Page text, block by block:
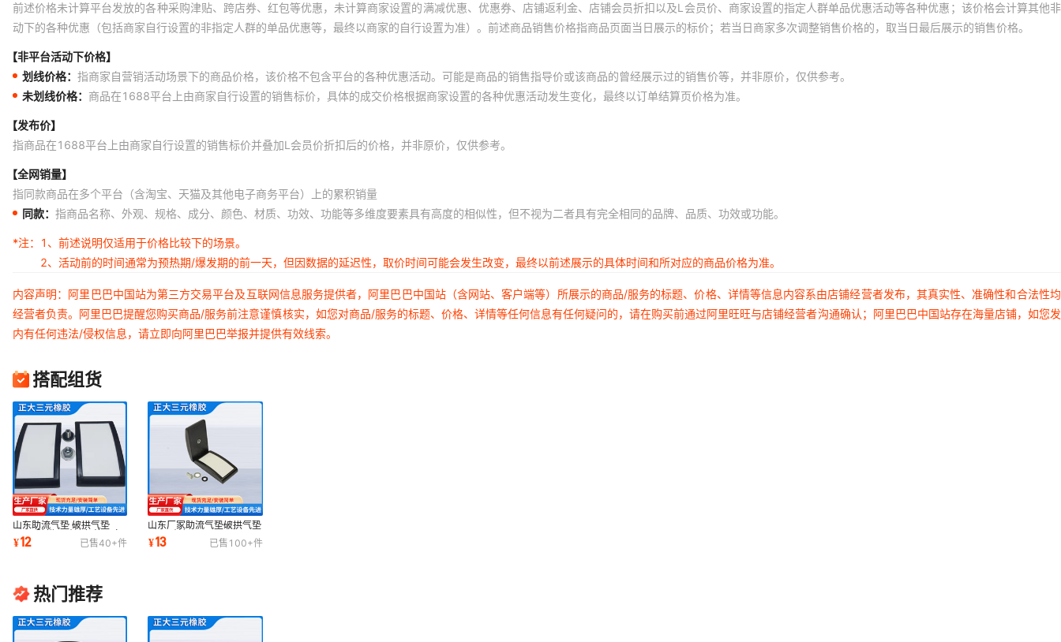
前述价格未计算平台发放的各种采购津贴、跨店券、红包等优惠，未计算商家设置的满减优惠、优惠券、店铺返利金、店铺会员折扣以及L会员价、商家设置的指定人群单品优惠活动等各种优惠；该价格会计算其他
动下的各种优惠（包括商家自行设置的非指定人群的单品优惠等，最终以商家的自行设置为准）。前述商品销售价格指商品页面当日展示的标价；若当日商家多次调整销售价格的，取当日最后展示的销售价格。
【非平台活动下价格】
划线价格： 指商家自营销活动场景下的商品价格，该价格不包含平台的各种优惠活动。可能是商品的销售指导价或该商品的曾经展示过的销售价等，并非原价，仅供参考。
未划线价格： 商品在1688平台上由商家自行设置的销售标价，具体的成交价格根据商家设置的各种优惠活动发生变化，最终以订单结算页价格为准。
【发布价】
指商品在1688平台上由商家自行设置的销售标价并叠加L会员价折扣后的价格，并非原价，仅供参考。
【全网销量】
指同款商品在多个平台（含淘宝、天猫及其他电子商务平台）上的累积销量
同款： 指商品名称、外观、规格、成分、颜色、材质、功效、功能等多维度要素具有高度的相似性，但不视为二者具有完全相同的品牌、品质、功效或功能。
*注：
1、前述说明仅适用于价格比较下的场景。
2、活动前的时间通常为预热期/爆发期的前一天，但因数据的延迟性，取价时间可能会发生改变，最终以前述展示的具体时间和所对应的商品价格为准。
内容声明：阿里巴巴中国站为第三方交易平台及互联网信息服务提供者，阿里巴巴中国站（含网站、客户端等）所展示的商品/服务的标题、价格、详情等信息内容系由店铺经营者发布，其真实性、准确性和合法性
经营者负责。阿里巴巴提醒您购买商品/服务前注意谨慎核实，如您对商品/服务的标题、价格、详情等任何信息有任何疑问的，请在购买前通过阿里旺旺与店铺经营者沟通确认；阿里巴巴中国站存在海量店铺，如您
内有任何违法/侵权信息，请立即向阿里巴巴举报并提供有效线索。
搭配组货
山东助流气垫 破拱气垫
i100 破拱器助流气垫厂家
直销
¥12 已售40+件
山东厂家助流气垫破拱气垫
i100助流器
¥13 已售 100+件
热门推荐